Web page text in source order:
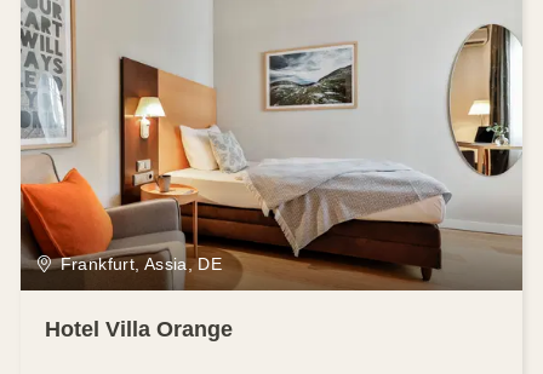
Frankfurt, Assia, DE
Hotel Villa Orange